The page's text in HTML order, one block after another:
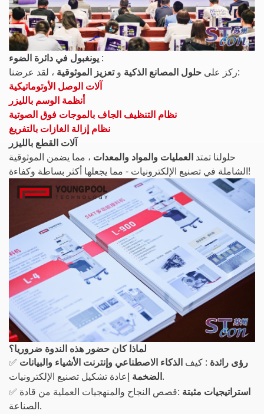
:
ركز على حلول المصانع الذكية وتعزيز الموثوقية
، لقد عرضنا:
آلات الوصل الأوتوماتيكية
أنظمة الوسم بالليزر
نظام التنظيف الجاف بالموجات فوق الصوتية
نظام إزالة الغازات بالتفريغ
آلات القطع بالليزر
حلولنا تمتد العمليات والمواد والمعدات ، مما يضمن الموثوقية
الشاملة في تصنيع الإلكترونيات - مما يجعلها أكثر بساطة وكفاءة!
لماذا كان حضور هذه الندوة ضروريا؟
✅
رؤى رائدة : كيف الذكاء الاصطناعي وإنترنت الأشياء والبيانات
الضخمةإعادة تشكيل تصنيع الإلكترونيات.
✅
استراتيجيات مثبتة :قصص النجاح والمنهجيات العملية من قادة
الصناعة.